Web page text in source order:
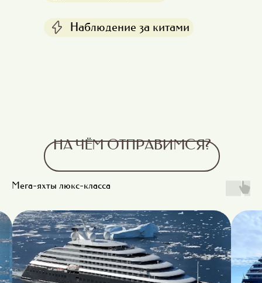
Наблюдение за китами
НА ЧЁМ ОТПРАВИМСЯ?
Мега-яхты люкс-класса